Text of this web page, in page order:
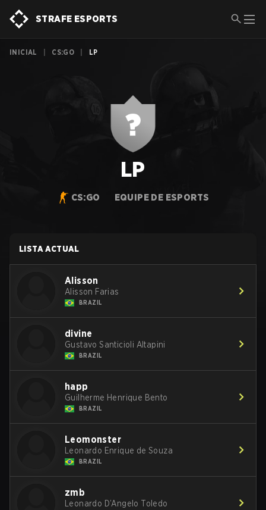
STRAFE ESPORTS
INICIAL CS:GO LP
LP
CS:GO EQUIPE DE ESPORTS
LISTA ACTUAL
Alisson
Alisson Farias
BRAZIL
divine
Gustavo Santicioli Altapini
BRAZIL
happ
Guilherme Henrique Bento
BRAZIL
Leomonster
Leonardo Enrique de Souza
BRAZIL
zmb
Leonardo D’Angelo Toledo